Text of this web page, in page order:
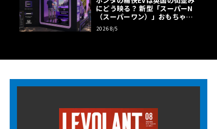
にどう映る？ 新型「スーパーN
（スーパーワン）」おもちゃ箱
ツアーの全貌
2026 8/5